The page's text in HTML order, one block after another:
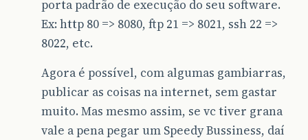
porta padrão de execução do seu software.
Ex: http 80 => 8080, ftp 21 => 8021, ssh 22 =>
8022, etc.
Agora é possível, com algumas gambiarras,
publicar as coisas na internet, sem gastar
muito. Mas mesmo assim, se vc tiver grana
vale a pena pegar um Speedy Bussiness, daí